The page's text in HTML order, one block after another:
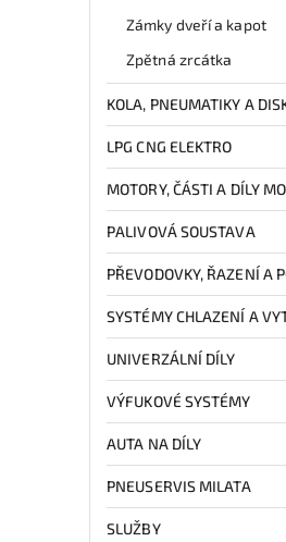
Zámky dveří a kapot
Zpětná zrcátka
KOLA, PNEUMATIKY A
LPG CNG ELEKTRO
MOTORY, ČÁSTI A DÍLY
PALIVOVÁ SOUSTAVA
PŘEVODOVKY, ŘAZENÍ A
SYSTÉMY CHLAZENÍ A
UNIVERZÁLNÍ DÍLY
VÝFUKOVÉ SYSTÉMY
AUTA NA DÍLY
PNEUSERVIS MILATA
SLUŽBY